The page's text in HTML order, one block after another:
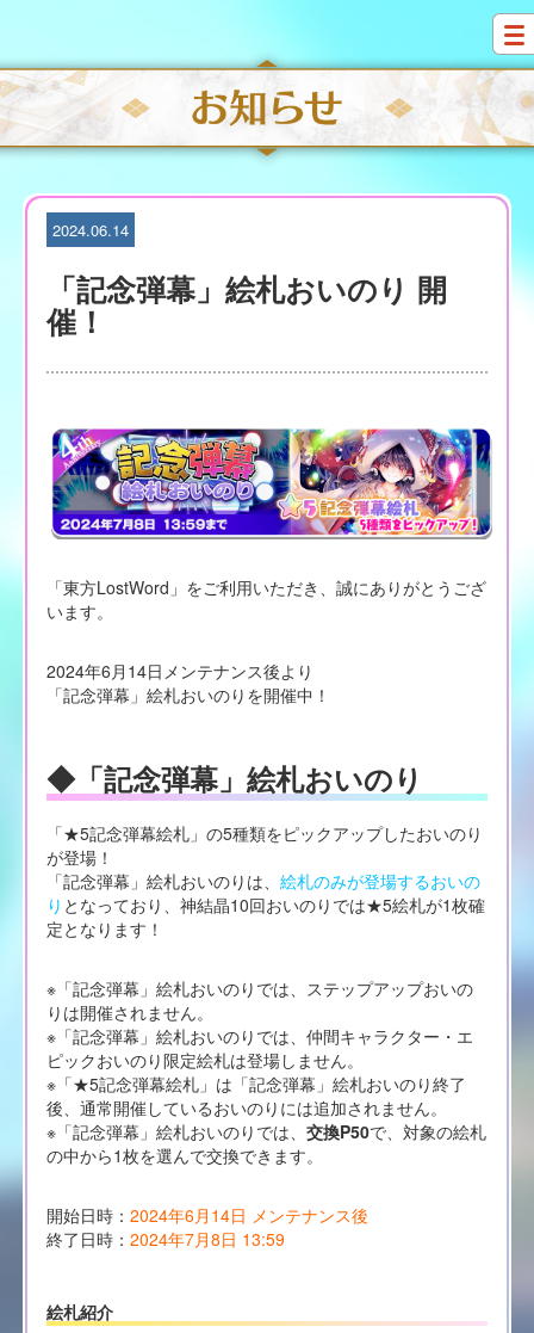
i
p
t
o
c
2024.06.14
「記念弾幕」絵札おいのり 開
催！
「東方LostWord」をご利用いただき、誠にありがとうござ
います。
2024年6月14日メンテナンス後より
「記念弾幕」絵札おいのりを開催中！
◆「記念弾幕」絵札おいのり
「★5記念弾幕絵札」の5種類をピックアップしたおいのり
が登場！
「記念弾幕」絵札おいのりは、 絵札のみが登場するおいの
り となっており、神結晶10回おいのりでは★5絵札が1枚確
定となります！
※「記念弾幕」絵札おいのりでは、ステップアップおいの
りは開催されません。
※「記念弾幕」絵札おいのりでは、仲間キャラクター・エ
ピックおいのり限定絵札は登場しません。
※「★5記念弾幕絵札」は「記念弾幕」絵札おいのり終了
後、通常開催しているおいのりには追加されません。
※「記念弾幕」絵札おいのりでは、 交換P50で、対象の絵札
の中から1枚を選んで交換できます。
開始日時： 2024年6月14日 メンテナンス後
終了日時： 2024年7月8日 13:59
絵札紹介